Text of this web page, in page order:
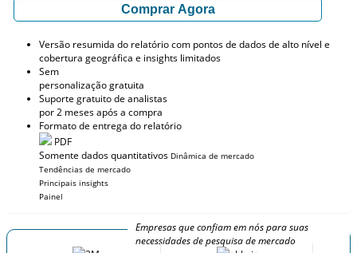
Comprar Agora
Versão resumida do relatório com pontos de dados de alto nível e
cobertura geográfica e insights limitados
Sem
personalização gratuita
Suporte gratuito de analistas
por 2 meses após a compra
Formato de entrega do relatório
PDF
Somente dados quantitativos Dinâmica de mercado
Tendências de mercado
Principais insights
Painel
Empresas que confiam em nós para suas
necessidades de pesquisa de mercado